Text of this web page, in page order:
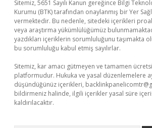
Sitemiz, 5651 Sayılı Kanun gereğince Bilgi
Kurumu (BTK) tarafından onaylanmış bir Yer
vermektedir. Bu nedenle, sitedeki içerikleri
veya araştırma yükümlülüğümüz
yazdıkları içeriklerin sorumluluğunu taşımakta
bu sorumluluğu kabul etmiş sayılırlar.
Sitemiz, kar amacı gütmeyen ve tamamen
platformudur. Hukuka ve yasal düzenlemelere
düşündüğünüz içerikleri,
bildirmeniz halinde, ilgili içerikler yasal süre
kaldırılacaktır.